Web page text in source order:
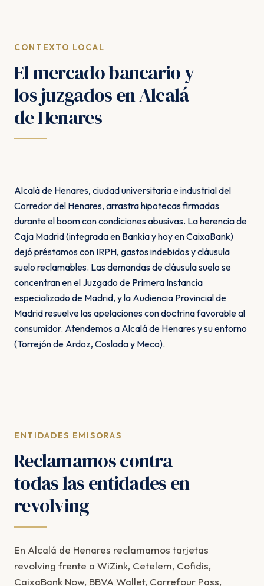
CONTEXTO LOCAL
El mercado bancario y
los juzgados en Alcalá
de Henares
Alcalá de Henares, ciudad universitaria e industrial del
Corredor del Henares, arrastra hipotecas firmadas
durante el boom con condiciones abusivas. La herencia de
Caja Madrid (integrada en Bankia y hoy en CaixaBank)
dejó préstamos con IRPH, gastos indebidos y cláusula
suelo reclamables. Las demandas de cláusula suelo se
concentran en el Juzgado de Primera Instancia
especializado de Madrid, y la Audiencia Provincial de
Madrid resuelve las apelaciones con doctrina favorable al
consumidor. Atendemos a Alcalá de Henares y su entorno
(Torrejón de Ardoz, Coslada y Meco).
ENTIDADES EMISORAS
Reclamamos contra
todas las entidades en
revolving
En Alcalá de Henares reclamamos tarjetas
revolving frente a WiZink, Cetelem, Cofidis,
CaixaBank Now, BBVA Wallet, Carrefour Pass,